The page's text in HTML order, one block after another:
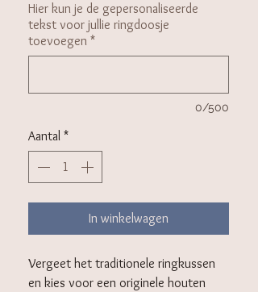
Hier kun je de gepersonaliseerde
tekst voor jullie ringdoosje
toevoegen *
0/500
Aantal *
In winkelwagen
Vergeet het traditionele ringkussen
en kies voor een originele houten